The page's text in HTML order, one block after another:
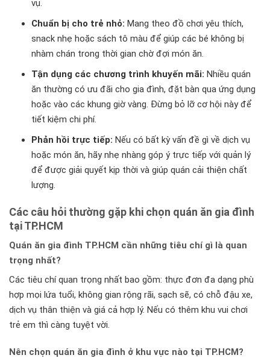
vụ.
Chuẩn bị cho trẻ nhỏ: Mang theo đồ chơi yêu thích,
snack nhẹ hoặc sách tô màu để giúp các bé không bị
nhàm chán trong thời gian chờ đợi món ăn.
Tận dụng các chương trình khuyến mãi: Nhiều quán
ăn thường có ưu đãi cho gia đình, đặt bàn qua ứng dụng
hoặc vào các khung giờ vàng. Đừng bỏ lỡ cơ hội này để
tiết kiệm chi phí.
Phản hồi trực tiếp: Nếu có bất kỳ vấn đề gì về dịch vụ
hoặc món ăn, hãy nhẹ nhàng góp ý trực tiếp với quản lý
để được giải quyết kịp thời và giúp quán cải thiện chất
lượng.
Các câu hỏi thường gặp khi chọn quán ăn gia đình
tại TP.HCM
Quán ăn gia đình TP.HCM cần những tiêu chí gì là quan
trọng nhất?
Các tiêu chí quan trọng nhất bao gồm: thực đơn đa dạng phù
hợp mọi lứa tuổi, không gian rộng rãi, sạch sẽ, có chỗ đậu xe,
dịch vụ thân thiện và giá cả hợp lý. Nếu có thêm khu vui chơi
trẻ em thì càng tuyệt vời.
Nên chọn quán ăn gia đình ở khu vực nào tại TP.HCM?